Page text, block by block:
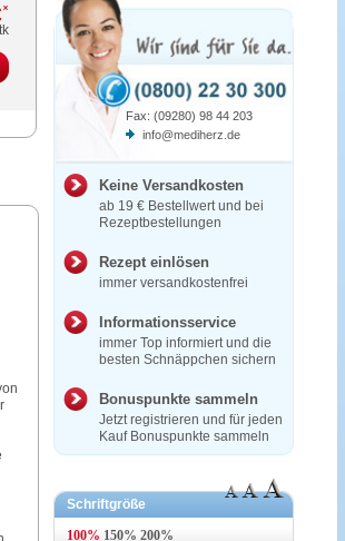
*
Fax: (09280) 98 44 203
info@mediherz.de
Keine Versandkosten
ab 19 € Bestellwert und bei
Rezeptbestellungen
Rezept einlösen
immer versandkostenfrei
Informationsservice
immer Top informiert und die
besten Schnäppchen sichern
Bonuspunkte sammeln
Jetzt registrieren und für jeden
Kauf Bonuspunkte sammeln
Schriftgröße